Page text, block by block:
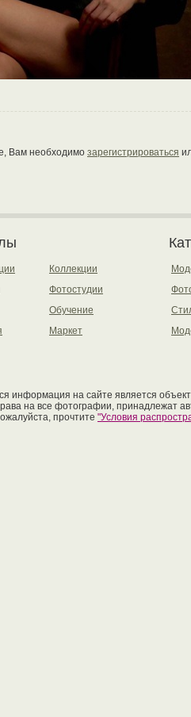
Вам необходимо зарегистрироваться
Коллекции
Фотостудии
Обучение
Маркет
информация на сайте является
на все фотографии, принадлежат
прочтите "Условия